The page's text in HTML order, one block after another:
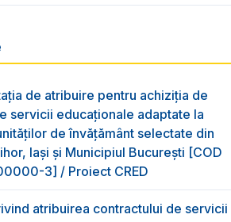
de atribuire pentru achiziția de
servicii educaționale adaptate la
de învățământ selectate din
Iași și Municipiul București [COD
3] / Proiect CRED
atribuirea contractului de servicii